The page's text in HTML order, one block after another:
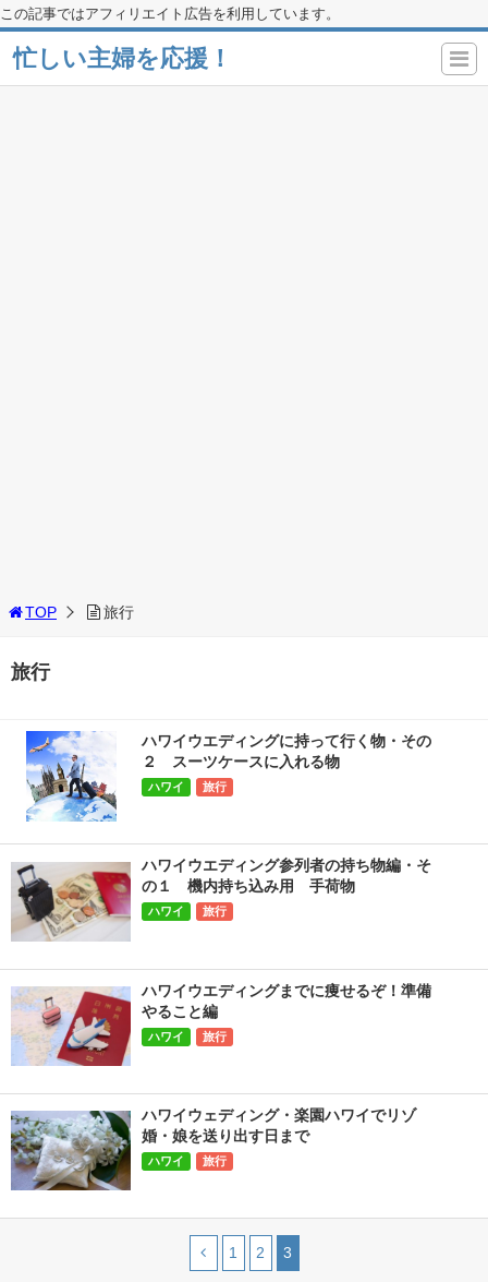
この記事ではアフィリエイト広告を利用しています。
忙しい主婦を応援！
TOP 旅行
旅行
ハワイウエディングに持って行く物・その
２ スーツケースに入れる物
ハワイ 旅行
ハワイウエディング参列者の持ち物編・そ
の１ 機内持ち込み用 手荷物
ハワイ 旅行
ハワイウエディングまでに痩せるぞ！準備
やること編
ハワイ 旅行
ハワイウェディング・楽園ハワイでリゾ
婚・娘を送り出す日まで
ハワイ 旅行
1 2 3